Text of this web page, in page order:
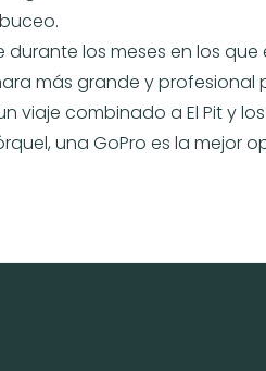
durante los meses en los
más grande y
viaje combinado a El Pit y
una GoPro es la